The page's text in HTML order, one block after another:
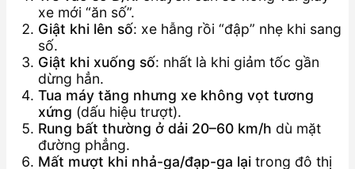
xe mới “ăn số”.
Giật khi lên số: xe hẫng rồi “đập” nhẹ khi sang
số.
Giật khi xuống số: nhất là khi giảm tốc gần
dừng hẳn.
Tua máy tăng nhưng xe không vọt tương
xứng (dấu hiệu trượt).
Rung bất thường ở dải 20–60 km/h dù mặt
đường phẳng.
Mất mượt khi nhả-ga/đạp-ga lại trong đô thị